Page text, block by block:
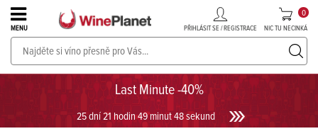
Last Minute -40%
25 dní 21 hodin 49 minut 48 sekund
MENU PŘIHLÁSIT SE / REGISTRACE NIC TU NECINKÁ
0
PROSECCO v akci až do -30%!UKÁZAT PROSECCO